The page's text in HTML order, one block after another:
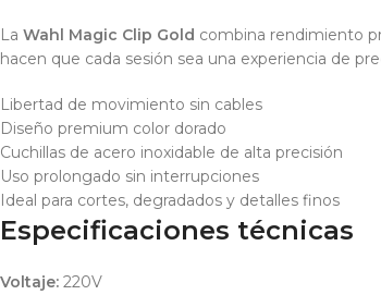
La Wahl Magic Clip Gold combina rendimiento
hacen que cada sesión sea una experiencia de
Libertad de movimiento sin cables
Diseño premium color dorado
Cuchillas de acero inoxidable de alta precisión
Uso prolongado sin interrupciones
Ideal para cortes, degradados y detalles finos
Especificaciones técnicas
Voltaje: 220V